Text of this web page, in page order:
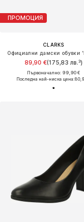
ПРОМОЦИЯ
CLARKS
Официални дамски обувки
89,90 €(175,83 лв.³)
Първоначално: 99,90 €
Последна най-ниска цена: